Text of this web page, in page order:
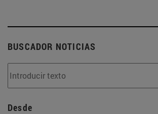
BUSCADOR NOTICIAS
Desde